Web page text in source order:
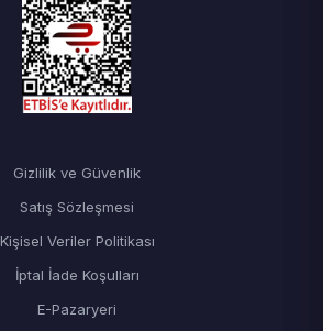
Gizlilik ve Güvenlik
Satış Sözleşmesi
Kişisel Veriler Politikası
İptal İade Koşulları
E-Pazaryeri